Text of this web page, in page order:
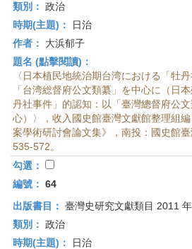
類別： 政治
時期(主題)：
日治
作者：
大浜郁子
題名 (點擊閱讀)：
〈日本植民地統治期台湾における「牡
「台湾総督府公文類纂」を中心に（日
丹社事件」的認知：以「臺灣總督府公
心）〉，收入國史館臺灣文獻館整理組
案學術研討會論文集》，南投：國史館
535-572。
勾選：
編號： 64
出版書目： 臺灣史研究文獻類目 2011
類別： 政治
時期(主題)：
日治